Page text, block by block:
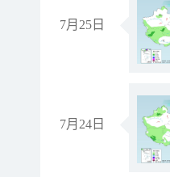
7月25日
7月24日